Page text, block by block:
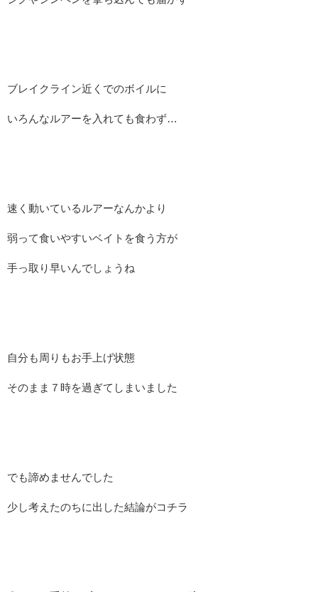
ブレイクライン近くでのボイルに
いろんなルアーを入れても食わず…
速く動いているルアーなんかより
弱って食いやすいベイトを食う方が
手っ取り早いんでしょうね
自分も周りもお手上げ状態
そのまま７時を過ぎてしまいました
でも諦めませんでした
少し考えたのちに出した結論がコチラ